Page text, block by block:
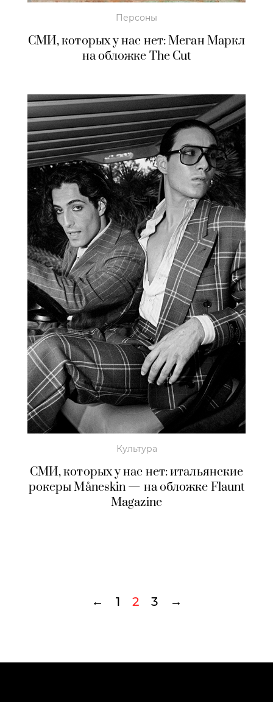
Персоны
СМИ, которых у нас нет: Меган Маркл
на обложке The Cut
Культура
СМИ, которых у нас нет: итальянские
рокеры Måneskin — на обложке Flaunt
Magazine
← 1 2 3 →